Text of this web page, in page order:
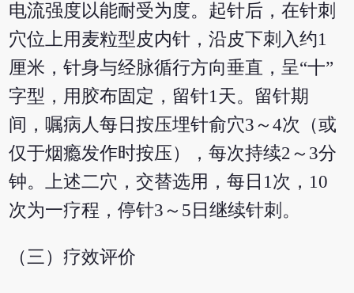
电流强度以能耐受为度。起针后，在针刺
穴位上用麦粒型皮内针，沿皮下刺入约1
厘米，针身与经脉循行方向垂直，呈“十”
字型，用胶布固定，留针1天。留针期
间，嘱病人每日按压埋针俞穴3～4次（或
仅于烟瘾发作时按压），每次持续2～3分
钟。上述二穴，交替选用，每日1次，10
次为一疗程，停针3～5日继续针刺。
（三）疗效评价